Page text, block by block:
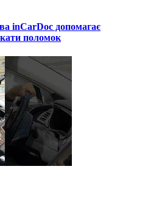
inCarDoc допомагає
поломок